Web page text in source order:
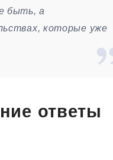
быть, а
которые уже
ответы